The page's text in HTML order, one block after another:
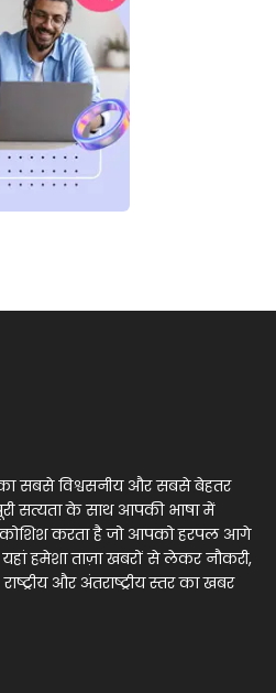
सबसे विश्वसनीय और सबसे बेहतर
सत्यता के साथ आपकी भाषा में
करता है जो आपको हरपल आगे
हमेशा ताज़ा खबरों से लेकर नौकरी,
और अंतराष्ट्रीय स्तर का खबर